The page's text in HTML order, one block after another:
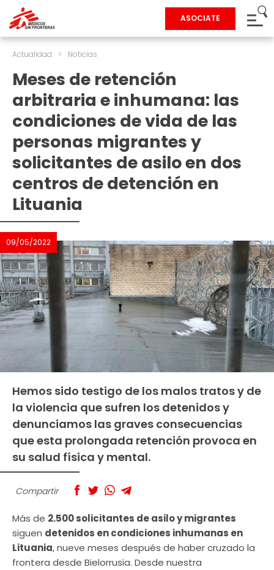
ASOCIATE
Actualidad > Noticias
Meses de retención
arbitraria e inhumana: las
condiciones de vida de las
personas migrantes y
solicitantes de asilo en dos
centros de detención en
Lituania
09/05/2022
Hemos sido testigo de los malos tratos y de
la violencia que sufren los detenidos y
denunciamos las graves consecuencias
que esta prolongada retención provoca en
su salud física y mental.
Compartir
Más de 2.500 solicitantes de asilo y migrantes
siguen detenidos en condiciones inhumanas en
Lituania, nueve meses después de haber cruzado la
frontera desde Bielorrusia. Desde nuestra